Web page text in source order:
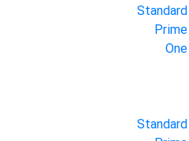
Standard
Prime
One
Standard